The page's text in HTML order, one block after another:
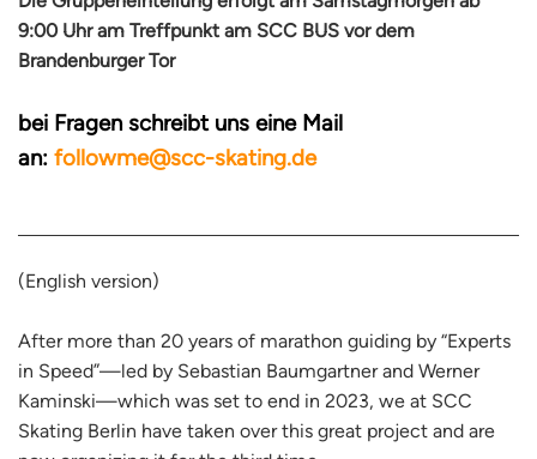
9:00 Uhr am Treffpunkt am SCC BUS vor dem
Brandenburger Tor
bei Fragen schreibt uns eine Mail
an: followme@scc-skating.de
(English version)
After more than 20 years of marathon guiding by “Experts
in Speed”—led by Sebastian Baumgartner and Werner
Kaminski—which was set to end in 2023, we at SCC
Skating Berlin have taken over this great project and are